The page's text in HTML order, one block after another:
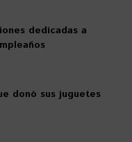
dedicadas a
donó sus juguetes